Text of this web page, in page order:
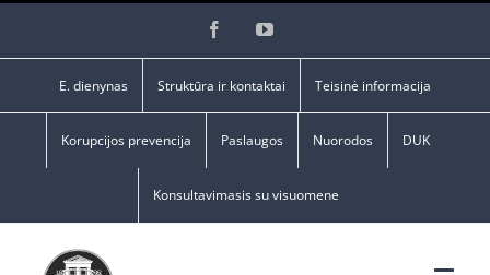
FacebookYouTube
E. dienynas Struktūra ir kontaktai Teisinė informacija
Korupcijos prevencija Paslaugos Nuorodos DUK
Konsultavimasis su visuomene